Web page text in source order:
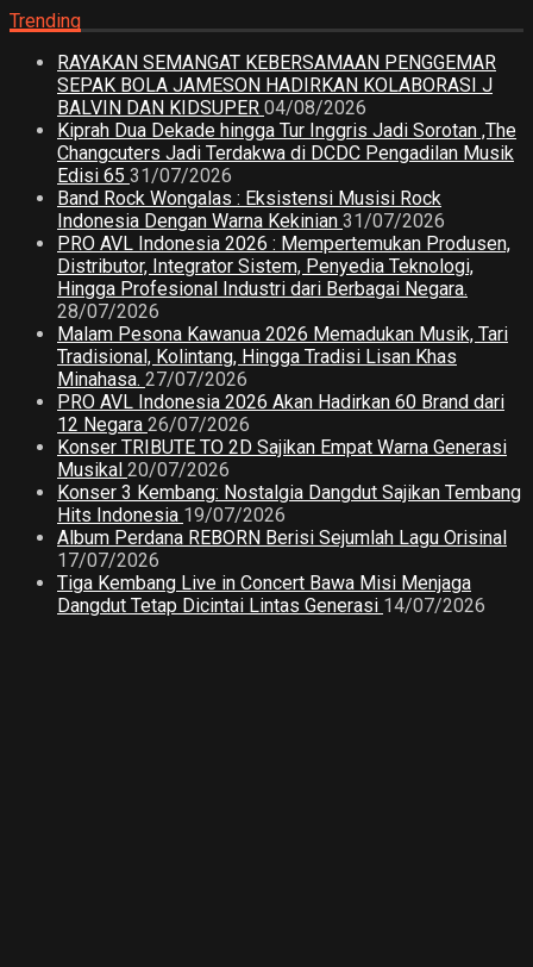
Trending
RAYAKAN SEMANGAT KEBERSAMAAN PENGGEMAR
SEPAK BOLA JAMESON HADIRKAN KOLABORASI J
BALVIN DAN KIDSUPER 04/08/2026
Kiprah Dua Dekade hingga Tur Inggris Jadi Sorotan ,The
Changcuters Jadi Terdakwa di DCDC Pengadilan Musik
Edisi 65 31/07/2026
Band Rock Wongalas : Eksistensi Musisi Rock
Indonesia Dengan Warna Kekinian 31/07/2026
PRO AVL Indonesia 2026 : Mempertemukan Produsen,
Distributor, Integrator Sistem, Penyedia Teknologi,
Hingga Profesional Industri dari Berbagai Negara.
28/07/2026
Malam Pesona Kawanua 2026 Memadukan Musik, Tari
Tradisional, Kolintang, Hingga Tradisi Lisan Khas
Minahasa. 27/07/2026
PRO AVL Indonesia 2026 Akan Hadirkan 60 Brand dari
12 Negara 26/07/2026
Konser TRIBUTE TO 2D Sajikan Empat Warna Generasi
Musikal 20/07/2026
Konser 3 Kembang: Nostalgia Dangdut Sajikan Tembang
Hits Indonesia 19/07/2026
Album Perdana REBORN Berisi Sejumlah Lagu Orisinal
17/07/2026
Tiga Kembang Live in Concert Bawa Misi Menjaga
Dangdut Tetap Dicintai Lintas Generasi 14/07/2026